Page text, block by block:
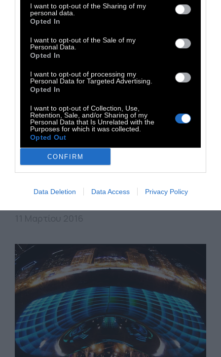
I want to opt-out of the Sharing of my
personal data.
Opted In
I want to opt-out of the Sale of my
Personal Data.
Opted In
I want to opt-out of processing my
Personal Data for Targeted Advertising.
Opted In
I want to opt-out of Collection, Use,
Retention, Sale, and/or Sharing of my
Personal Data that Is Unrelated with the
Purposes for which it was collected.
Opted Out
CONFIRM
Data Deletion Data Access Privacy Policy
UPTEMPO
Dj Fo: Blue Dawn
Η Ελληνίδα dj μιξάρει ένα mellow tech set
για τους docers